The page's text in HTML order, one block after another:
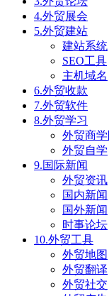
4.外贸展会
5.外贸建站
建站系统
SEO工具
主机域名
6.外贸收款
7.外贸软件
8.外贸学习
外贸商学
外贸自学
9.国际新闻
外贸资讯
国内新闻
国外新闻
时事论坛
10.外贸工具
外贸地图
外贸翻译
外贸社交